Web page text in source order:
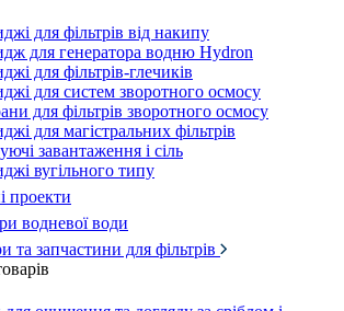
для фільтрів від накипу
для генератора водню Hydron
для фільтрів-глечиків
для систем зворотного осмосу
для фільтрів зворотного осмосу
для магістральних фільтрів
завантаження і сіль
вугільного типу
проекти
водневої води
та запчастини для фільтрів